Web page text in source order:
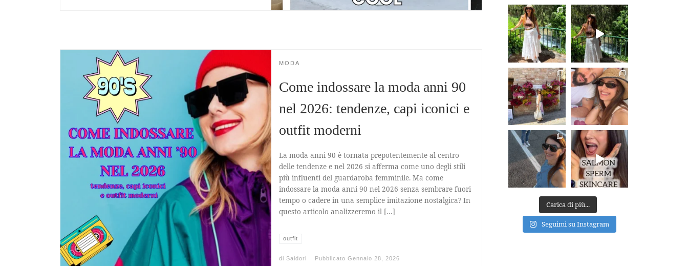
MODA
Come indossare la moda anni 90
nel 2026: tendenze, capi iconici e
outfit moderni
La moda anni 90 è tornata prepotentemente al centro
delle tendenze e nel 2026 si afferma come uno degli stili
più influenti del guardaroba femminile. Ma come
indossare la moda anni 90 nel 2026 senza sembrare fuori
tempo o cadere in una semplice imitazione nostalgica? In
questo articolo analizzeremo il […]
outfit
di Saidori Pubblicato Gennaio 28, 2026
Carica di più...
Seguimi su Instagram